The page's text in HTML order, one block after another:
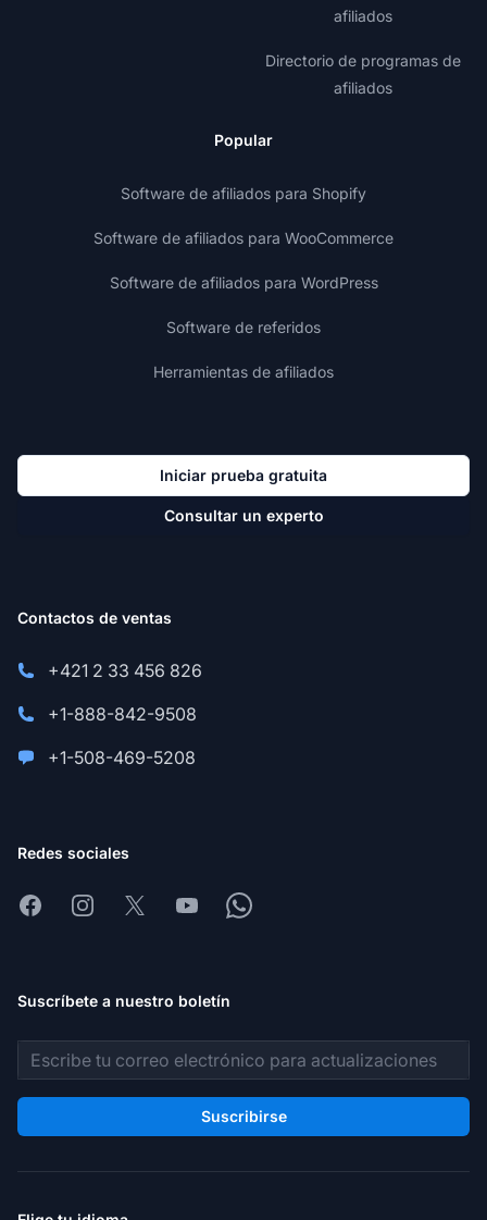
afiliados
Directorio de programas de
afiliados
Popular
Software de afiliados para Shopify
Software de afiliados para WooCommerce
Software de afiliados para WordPress
Software de referidos
Herramientas de afiliados
Iniciar prueba gratuita
Consultar un experto
Contactos de ventas
+421 2 33 456 826
+1-888-842-9508
+1-508-469-5208
Redes sociales
FacebookInstagram
X YoutubeWhatsapp
Suscríbete a nuestro boletín
Dirección de correo electrónico
Suscribirse